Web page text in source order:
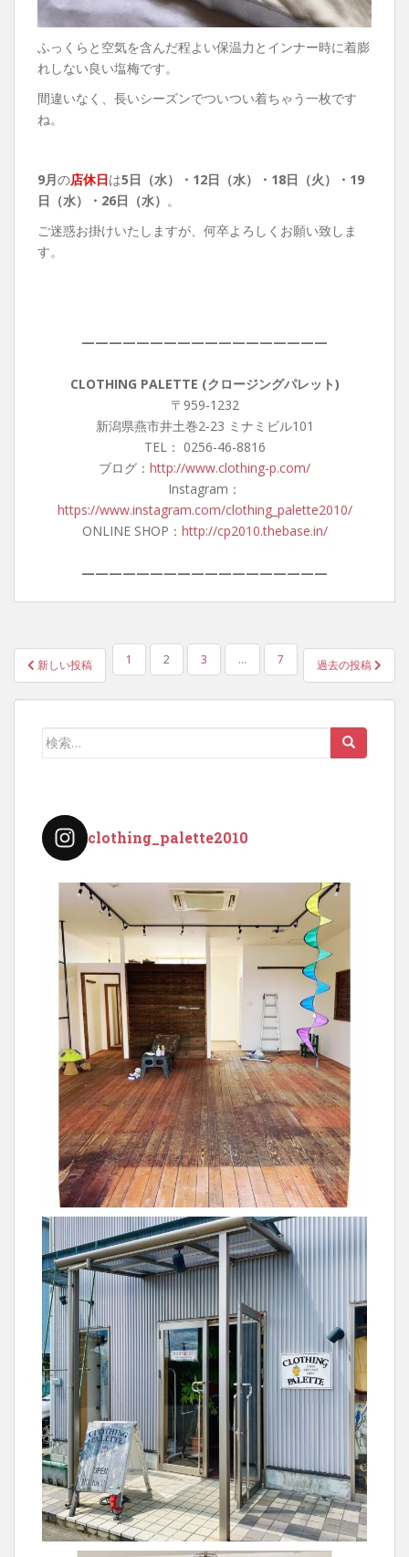
ふっくらと空気を含んだ程よい保温力とインナー時に着膨
れしない良い塩梅です。
間違いなく、長いシーズンでついつい着ちゃう一枚です
ね。
9月の店休日は5日（水）・12日（水）・18日（火）・19
日（水）・26日（水） 。
ご迷惑お掛けいたしますが、何卒よろしくお願い致しま
す。
——————————————————
CLOTHING PALETTE (クロージングパレット)
〒959-1232
新潟県燕市井土巻2-23 ミナミビル101
TEL： 0256-46-8816
ブログ： http://www.clothing-p.com/
Instagram：
https://www.instagram.com/clothing_palette2010/
ONLINE SHOP： http://cp2010.thebase.in/
——————————————————
投
稿
の
新しい投稿 1 2 3 … 7 過去の投稿
検
clothing_palette2010